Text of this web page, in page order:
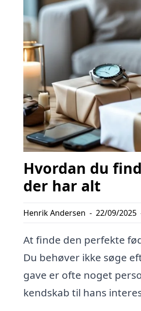
Hvordan du
der har alt
Henrik Andersen - 22/09/2025
At finde den perfekte
Du behøver ikke søge
gave er ofte noget
kendskab til hans